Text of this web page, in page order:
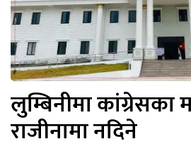
लुम्बिनीमा कांग्रेसका
राजीनामा नदिने